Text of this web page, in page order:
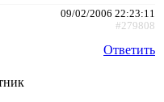
09/02/2006 22:23:11
#279808
Ответить